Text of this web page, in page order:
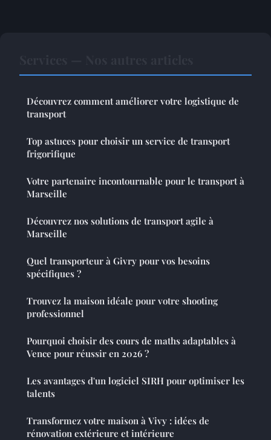
Découvrez comment améliorer votre logistique de
transport
Top astuces pour choisir un service de transport
frigorifique
Votre partenaire incontournable pour le transport à
Marseille
Découvrez nos solutions de transport agile à
Marseille
Quel transporteur à Givry pour vos besoins
spécifiques ?
Trouvez la maison idéale pour votre shooting
professionnel
Pourquoi choisir des cours de maths adaptables à
Vence pour réussir en 2026 ?
Les avantages d'un logiciel SIRH pour optimiser les
talents
Transformez votre maison à Vivy : idées de
rénovation extérieure et intérieure